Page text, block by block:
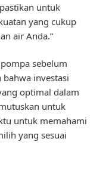
untuk
yang cukup
air Anda.”
sebelum
investasi
optimal dalam
untuk
untuk memahami
yang sesuai